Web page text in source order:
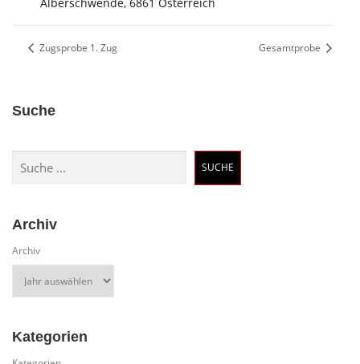
Zugsprobe 1. Zug Gesamtprobe
Suche
SUCHE
Archiv
Archiv
Kategorien